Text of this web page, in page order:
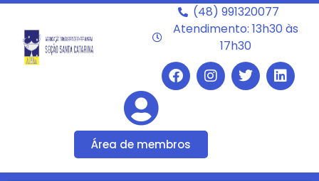
(48) 991320077
Atendimento: 13h30 às
17h30
Área de membros